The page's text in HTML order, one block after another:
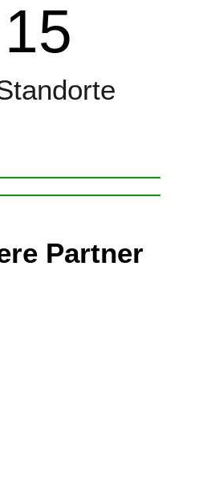
15
Partner